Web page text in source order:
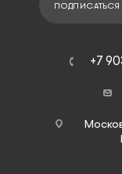
+7